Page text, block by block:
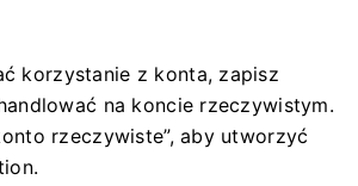
korzystanie z konta, zapisz
na koncie rzeczywistym.
rzeczywiste”, aby utworzyć